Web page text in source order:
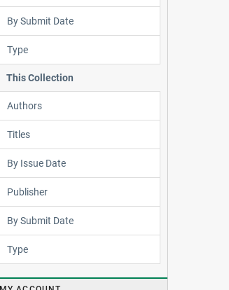
By Submit Date
Type
This Collection
Authors
Titles
By Issue Date
Publisher
By Submit Date
Type